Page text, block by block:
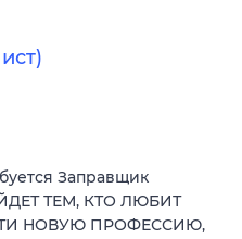
Заправщик
ТЕМ, КТО ЛЮБИТ
НОВУЮ ПРОФЕССИЮ,